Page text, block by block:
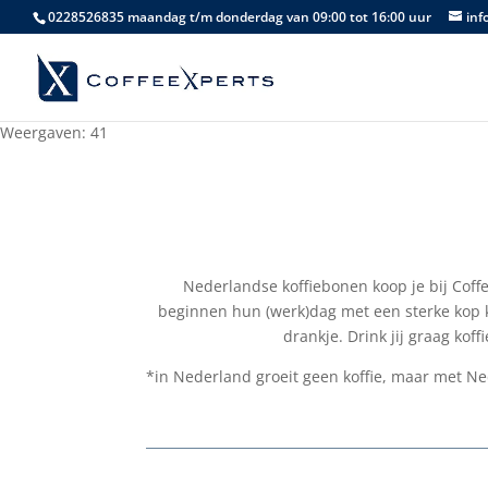
0228526835 maandag t/m donderdag van 09:00 tot 16:00 uur
Weergaven: 41
Nederlandse koffiebonen koop je bij
beginnen hun (werk)dag met een sterke
drankje. Drink jij graag
*in Nederland groeit geen koffie, maar met